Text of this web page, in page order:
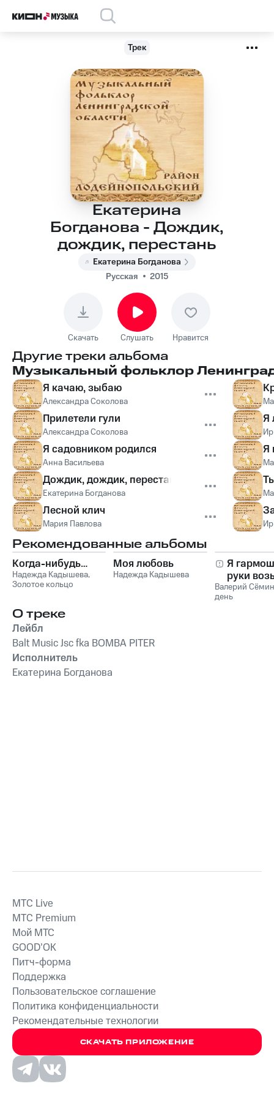
Трек
Екатерина
Богданова - Дождик,
дождик, перестань
Екатерина Богданова
Русская
2015
Скачать Слушать Нравится
Другие треки альбома
Музыкальный фольклор
Я качаю, зыбаю
Александра Соколова
Прилетели гули
Александра Соколова
Я садовником родился
Анна Васильева
Дождик, дождик, перестань
Екатерина Богданова
Лесной клич
Мария Павлова
Я
Я
Рекомендованные альбомы
Когда-нибудь…
Надежда Кадышева,
Золотое кольцо
Моя любовь
Надежда Кадышева
Я
руки
Валерий Сёмин
день
О треке
Лейбл
Balt Music Jsc fka BOMBA PITER
Исполнитель
Екатерина Богданова
СКАЧАТЬ ПРИЛОЖЕНИЕ
MTС Live
MTС Premium
Мой МТС
GOOD’OK
Питч-форма
Поддержка
Пользовательское соглашение
Политика конфиденциальности
Рекомендательные технологии